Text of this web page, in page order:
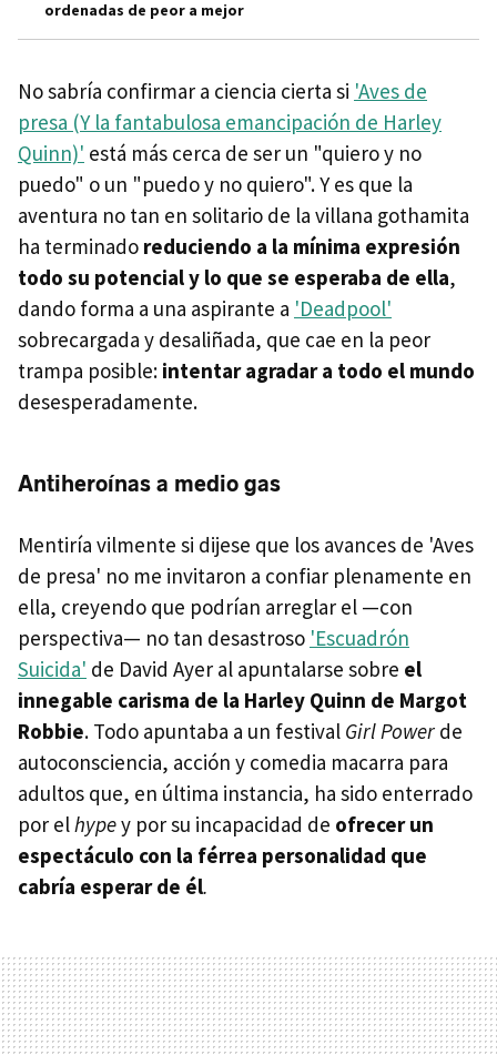
ordenadas de peor a mejor
No sabría confirmar a ciencia cierta si 'Aves de
presa (Y la fantabulosa emancipación de Harley
Quinn)' está más cerca de ser un "quiero y no
puedo" o un "puedo y no quiero". Y es que la
aventura no tan en solitario de la villana gothamita
ha terminado reduciendo a la mínima expresión
todo su potencial y lo que se esperaba de ella,
dando forma a una aspirante a 'Deadpool'
sobrecargada y desaliñada, que cae en la peor
trampa posible: intentar agradar a todo el mundo
desesperadamente.
Antiheroínas a medio gas
Mentiría vilmente si dijese que los avances de 'Aves
de presa' no me invitaron a confiar plenamente en
ella, creyendo que podrían arreglar el —con
perspectiva— no tan desastroso 'Escuadrón
Suicida' de David Ayer al apuntalarse sobre el
innegable carisma de la Harley Quinn de Margot
Robbie. Todo apuntaba a un festival Girl Power de
autoconsciencia, acción y comedia macarra para
adultos que, en última instancia, ha sido enterrado
por elhypey por su incapacidad de ofrecer un
espectáculo con la férrea personalidad que
cabría esperar de él.